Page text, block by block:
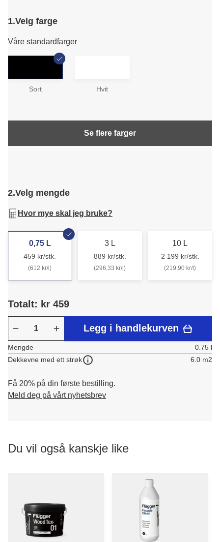
1.Velg farge
Våre standardfarger
Sort Hvit
Se flere farger
2.Velg mengde
Hvor mye skal jeg bruke?
0,75 L
459 kr/stk.
(612 kr/l)
3 L
889 kr/stk.
(296,33 kr/l)
10 L
2 199 kr/stk.
(219,90 kr/l)
Totalt: kr 459
Legg i handlekurven
Mengde
0.75 l
Dekkevne med ett strøk
6.0 m2
Få 20% på din første bestilling.
Meld deg på vårt nyhetsbrev
Du vil også kanskje like